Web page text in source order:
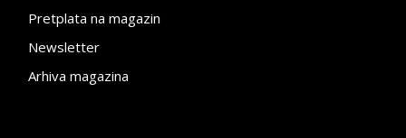
Pretplata na magazin
Newsletter
Arhiva magazina